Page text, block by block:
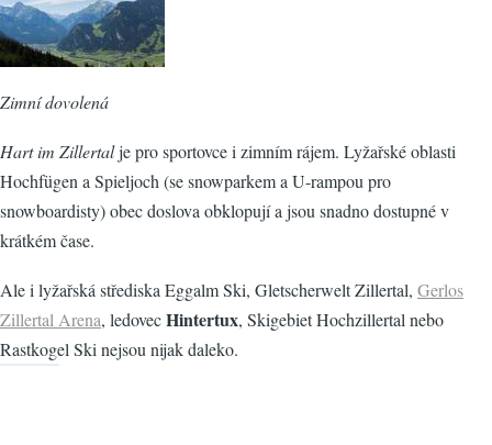
Zimní dovolená
Hart im Zillertalje pro sportovce i zimním rájem. Lyžařské oblasti
Hochfügen a Spieljoch (se snowparkem a U-rampou pro
snowboardisty) obec doslova obklopují a jsou snadno dostupné v
krátkém čase.
Ale i lyžařská střediska Eggalm Ski, Gletscherwelt Zillertal, Gerlos
Zillertal Arena, ledovecHintertux, Skigebiet Hochzillertal nebo
Rastkogel Ski nejsou nijak daleko.